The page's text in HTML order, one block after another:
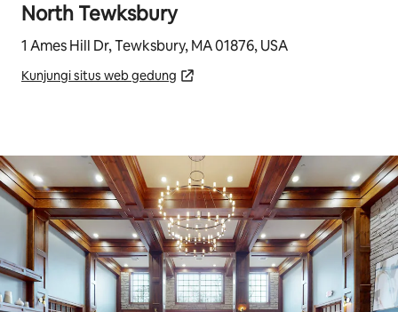
North Tewksbury
1 Ames Hill Dr, Tewksbury, MA 01876, USA
Kunjungi situs web gedung